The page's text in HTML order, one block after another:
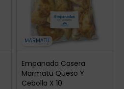
MARMATU
Empanada Casera
Marmatu Queso Y
Cebolla X 10